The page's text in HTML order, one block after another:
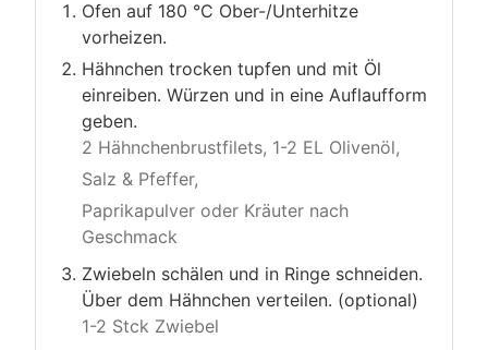
Ofen auf 180 °C Ober-/Unterhitze
vorheizen.
Hähnchen trocken tupfen und mit Öl
einreiben. Würzen und in eine Auflaufform
geben.
2 Hähnchenbrustfilets, 1-2 EL Olivenöl,
Salz & Pfeffer,
Paprikapulver oder Kräuter nach
Geschmack
Zwiebeln schälen und in Ringe schneiden.
Über dem Hähnchen verteilen. (optional)
1-2 Stck Zwiebel